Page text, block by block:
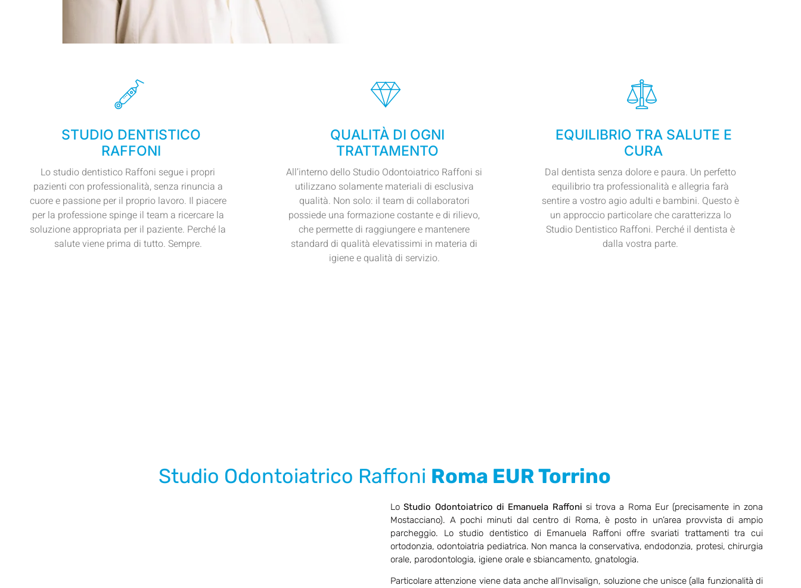
Emanuela
Raffoni
Studio Odontoiatrico Specialista in Odontostomatologia
STUDIO DENTISTICO
RAFFONI
Lo studio dentistico Raffoni segue i propri
pazienti con professionalità, senza rinuncia a
cuore e passione per il proprio lavoro. Il piacere
per la professione spinge il team a ricercare la
soluzione appropriata per il paziente. Perché la
salute viene prima di tutto. Sempre.
QUALITÀ DI OGNI
TRATTAMENTO
All’interno dello Studio Odontoiatrico Raffoni si
utilizzano solamente materiali di esclusiva
qualità. Non solo: il team di collaboratori
possiede una formazione costante e di rilievo,
che permette di raggiungere e mantenere
standard di qualità elevatissimi in materia di
igiene e qualità di servizio.
EQUILIBRIO TRA SALUTE E
CURA
Dal dentista senza dolore e paura. Un perfetto
equilibrio tra professionalità e allegria farà
sentire a vostro agio adulti e bambini. Questo è
un approccio particolare che caratterizza lo
Studio Dentistico Raffoni. Perché il dentista è
dalla vostra parte.
Studio Odontoiatrico Raffoni Roma EUR Torrino
LoStudio Odontoiatrico di Emanuela Raffoni si trova a Roma Eur (precisamente in zona
Mostacciano). A pochi minuti dal centro di Roma, è posto in un’area provvista di ampio
parcheggio. Lo studio dentistico di Emanuela Raffoni offre svariati trattamenti tra cui
ortodonzia, odontoiatria pediatrica. Non manca la conservativa, endodonzia, protesi, chirurgia
orale, parodontologia, igiene orale e sbiancamento, gnatologia.
Particolare attenzione viene data anche all’Invisalign, soluzione che unisce (alla funzionalità di